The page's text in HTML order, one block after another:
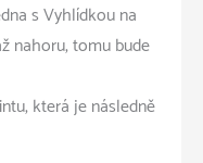
s Vyhlídkou na
nahoru, tomu bude
která je následně